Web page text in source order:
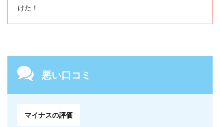
けた！
悪い口コミ
マイナスの評価